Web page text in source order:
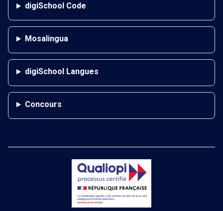
digiSchool Code
Mosalingua
digiSchool Langues
Concours